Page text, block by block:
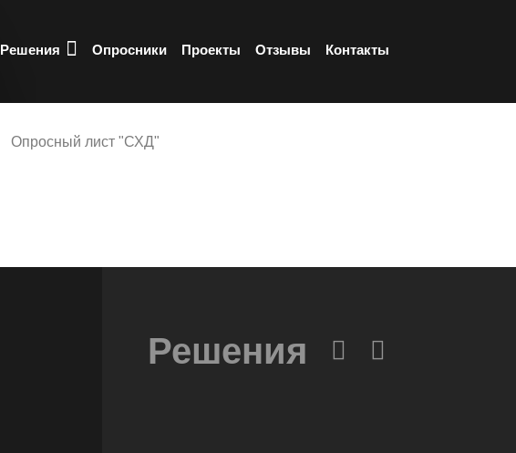
Решения Опросники Проекты Отзывы Контакты
Опросный лист "СХД"
Решения